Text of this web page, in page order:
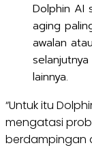
Dolphin AI
aging
awalan
lainnya.
“Untuk itu
mengatasi
berdampingan